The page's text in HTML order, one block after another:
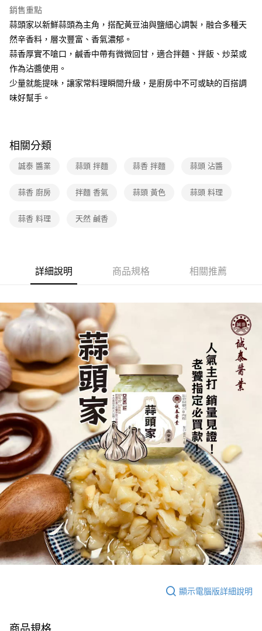
銷售重點
蒜頭家以新鮮蒜頭為主角，搭配黃豆油與鹽細心調製，融合多種天
然辛香料，層次豐富、香氣濃郁。
蒜香厚實不嗆口，鹹香中帶有微微回甘，適合拌麵、拌飯、炒菜或
作為沾醬使用。
少量就能提味，讓家常料理瞬間升級，是廚房中不可或缺的百搭調
味好幫手。
相關分類
誠泰 醬業 蒜頭 拌麵 蒜香 拌麵 蒜頭 沾醬
蒜香 廚房 拌麵 香氣 蒜頭 黃色 蒜頭 料理
蒜香 料理 天然 鹹香
詳細說明 商品規格 相關推薦
顯示電腦版詳細說明
商品規格